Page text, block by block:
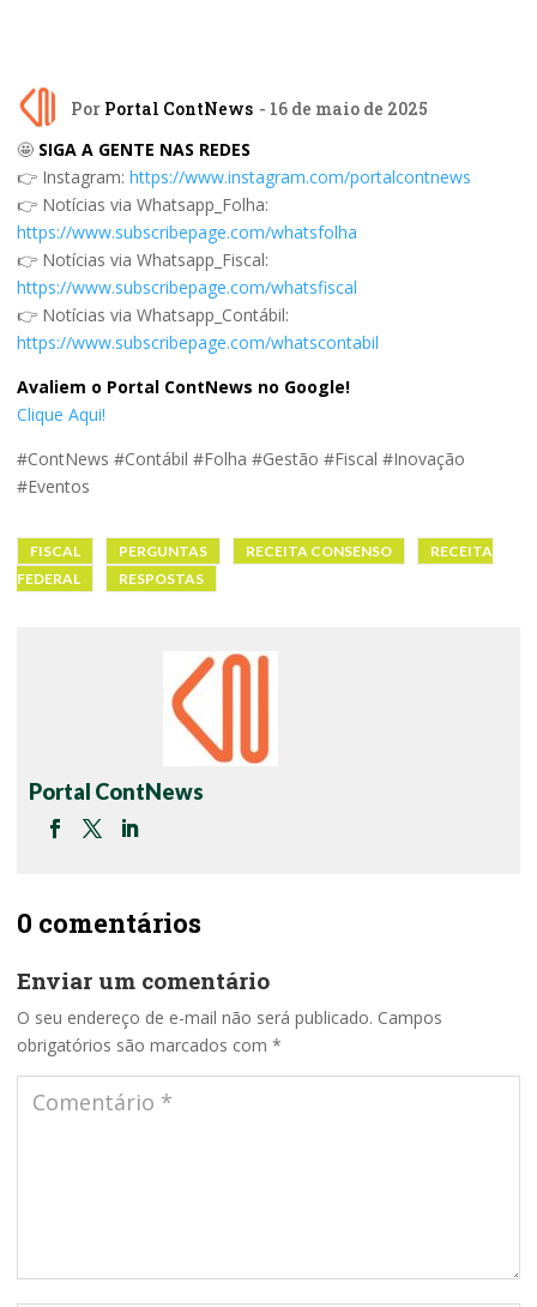
Por Portal ContNews - 16 de maio de 2025
🤩 SIGA A GENTE NAS REDES
👉 Instagram: https://www.instagram.com/portalcontnews
👉 Notícias via Whatsapp_Folha:
https://www.subscribepage.com/whatsfolha
👉 Notícias via Whatsapp_Fiscal:
https://www.subscribepage.com/whatsfiscal
👉 Notícias via Whatsapp_Contábil:
https://www.subscribepage.com/whatscontabil
Avaliem o Portal ContNews no Google!
Clique Aqui!
#ContNews #Contábil #Folha #Gestão #Fiscal #Inovação
#Eventos
FISCAL PERGUNTAS RECEITA CONSENSO
RECEITA
FEDERAL
RESPOSTAS
Portal ContNews
0 comentários
Enviar um comentário
O seu endereço de e-mail não será publicado. Campos
obrigatórios são marcados com *